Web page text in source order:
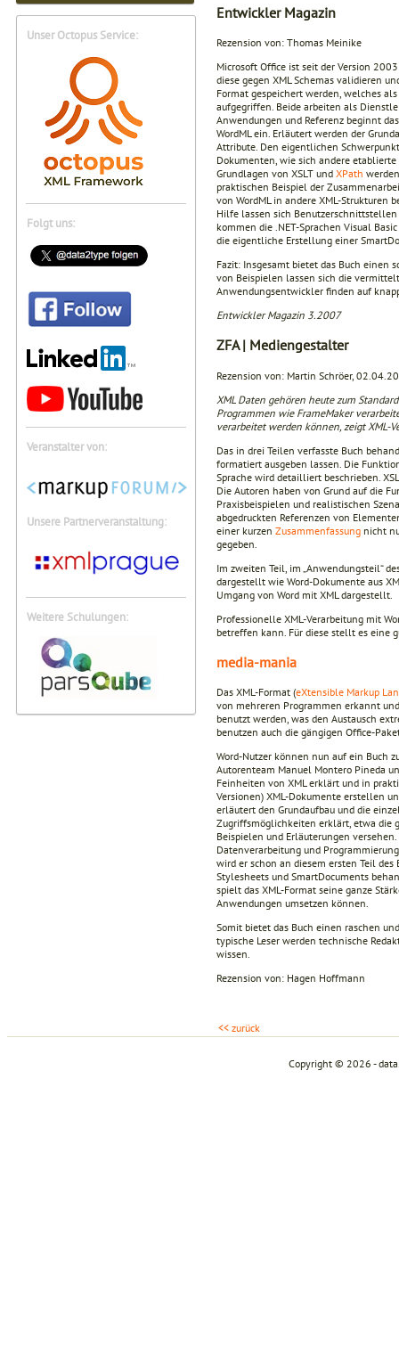
Unser Octopus Service:
Folgt uns:
Veranstalter von:
Unsere Partnerveranstaltung:
Weitere Schulungen:
Entwickler Magazin
Rezension von: Thomas Meinike
Microsoft Office ist seit der Version
diese gegen XML Schemas validieren
Format gespeichert werden, welches
aufgegriffen. Beide arbeiten als
Anwendungen und Referenz beginnt
WordML ein. Erläutert werden der
Attribute. Den eigentlichen
Dokumenten, wie sich andere
Grundlagen von XSLT und XPath
praktischen Beispiel der
von WordML in andere XML-
Hilfe lassen sich
kommen die .NET-Sprachen Visual
die eigentliche Erstellung einer
Fazit: Insgesamt bietet das Buch einen
von Beispielen lassen sich die
Anwendungsentwickler finden auf
Entwickler Magazin 3.2007
ZFA | Mediengestalter
Rezension von: Martin Schröer,
XML Daten gehören heute zum
Programmen wie FrameMaker
verarbeitet werden können, zeigt XML-
Das in drei Teilen verfasste Buch
formatiert ausgeben lassen. Die
Sprache wird detailliert beschrieben.
Die Autoren haben von Grund auf die
Praxisbeispielen und realistischen
abgedruckten Referenzen von
einer kurzen Zusammenfassung nicht
gegeben.
Im zweiten Teil, im „Anwendungsteil“
dargestellt wie Word-Dokumente aus
Umgang von Word mit XML dargestellt.
Professionelle XML-Verarbeitung mit
betreffen kann. Für diese stellt es eine
media-mania
Das XML-Format (eXtensible Markup
von mehreren Programmen erkannt
benutzt werden, was den Austausch
benutzen auch die gängigen Office-
Word-Nutzer können nun auf ein Buch
Autorenteam Manuel Montero Pineda
Feinheiten von XML erklärt und in
Versionen) XML-Dokumente erstellen
erläutert den Grundaufbau und die
Zugriffsmöglichkeiten erklärt, etwa die
Beispielen und Erläuterungen
Datenverarbeitung und
wird er schon an diesem ersten Teil
Stylesheets und SmartDocuments
spielt das XML-Format seine ganze
Anwendungen umsetzen können.
Somit bietet das Buch einen raschen
typische Leser werden technische
wissen.
Rezension von: Hagen Hoffmann
<< zurück
Copyright © 2026 -